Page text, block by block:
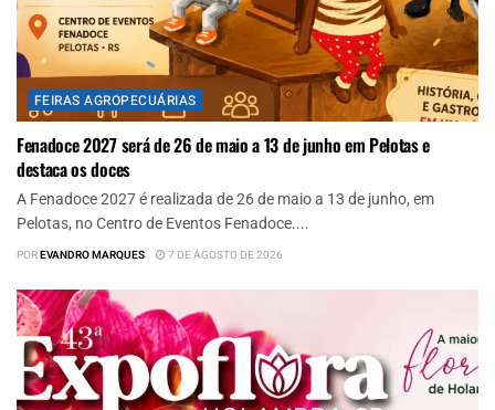
FEIRAS AGROPECUÁRIAS
Fenadoce 2027 será de 26 de maio a 13 de junho em Pelotas e
destaca os doces
A Fenadoce 2027 é realizada de 26 de maio a 13 de junho, em
Pelotas, no Centro de Eventos Fenadoce....
POREVANDRO MARQUES 7 DE AGOSTO DE 2026